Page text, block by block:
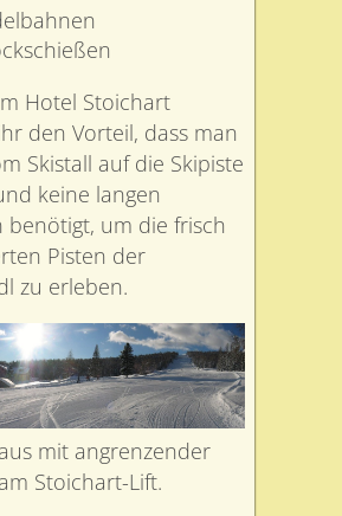
Hotel Stoichart
den Vorteil, dass man
Skistall auf die Skipiste
keine langen
benötigt, um die frisch
Pisten der
zu erleben.
mit angrenzender
Stoichart-Lift.